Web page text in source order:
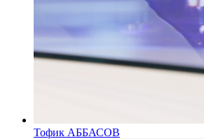
Тофик АББАСОВ